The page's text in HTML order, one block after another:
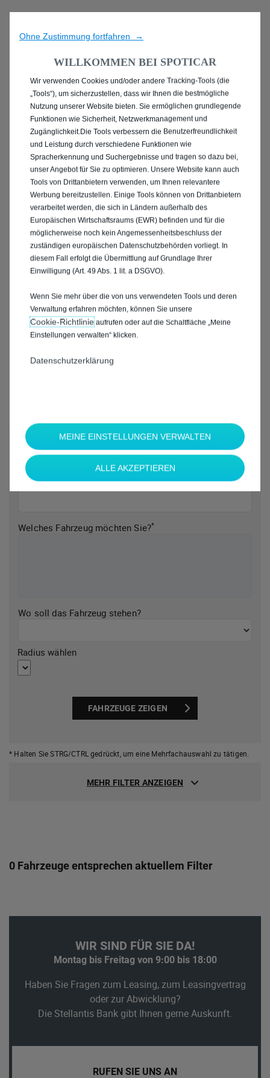
ENTDECKEN SIE ALLE
MIT DIESEL ANTRIEB IN
LÜNEBURG
Welche Marke möchten Sie?*
Welches Fahrzeug möchten Sie?*
Wo soll das Fahrzeug stehen?
Radius wählen
FAHRZEUGE ZEIGEN
* Halten Sie STRG/CTRL gedrückt, um eine Mehrfachauswahl zu tätigen.
MEHR FILTER ANZEIGEN
0 Fahrzeuge entsprechen aktuellem Filter
WIR SIND FÜR SIE DA!
Montag bis Freitag von 9:00 bis 18:00
Haben Sie Fragen zum Leasing, zum Leasingvertrag
oder zur Abwicklung?
Die Stellantis Bank gibt Ihnen gerne Auskunft.
RUFEN SIE UNS AN
Ohne Zustimmung fortfahren →
WILLKOMMEN BEI SPOTICAR
Wir verwenden Cookies und/oder andere Tracking-Tools (die
„Tools“), um sicherzustellen, dass wir Ihnen die bestmögliche
Nutzung unserer Website bieten. Sie ermöglichen grundlegende
Funktionen wie Sicherheit, Netzwerkmanagement und
Zugänglichkeit.Die Tools verbessern die Benutzerfreundlichkeit
und Leistung durch verschiedene Funktionen wie
Spracherkennung und Suchergebnisse und tragen so dazu bei,
unser Angebot für Sie zu optimieren. Unsere Website kann auch
Tools von Drittanbietern verwenden, um Ihnen relevantere
Werbung bereitzustellen. Einige Tools können von Drittanbietern
verarbeitet werden, die sich in Ländern außerhalb des
Europäischen Wirtschaftsraums (EWR) befinden und für die
möglicherweise noch kein Angemessenheitsbeschluss der
zuständigen europäischen Datenschutzbehörden vorliegt. In
diesem Fall erfolgt die Übermittlung auf Grundlage Ihrer
Einwilligung (Art. 49 Abs. 1 lit. a DSGVO).
Wenn Sie mehr über die von uns verwendeten Tools und deren
Verwaltung erfahren möchten, können Sie unsere
Cookie‑Richtlinieaufrufen oder auf die Schaltfläche „Meine
Einstellungen verwalten“ klicken.
Datenschutzerklärung
MEINE EINSTELLUNGEN VERWALTEN
ALLE AKZEPTIEREN